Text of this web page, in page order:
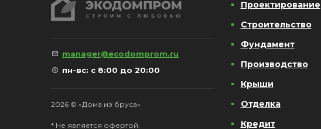
manager@ecodomprom.ru
пн-вс: с 8:00 до 20:00
2026 © «Дома из бруса»
* Не является офертой.
Проектирование
Строительство
Фундамент
Производство
Крыши
Отделка
Кредит